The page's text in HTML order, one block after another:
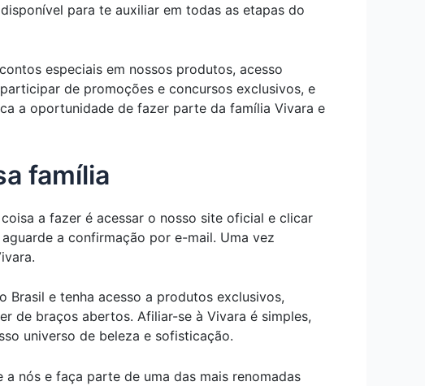
para te auxiliar em todas as etapas do
especiais em nossos produtos, acesso
de promoções e concursos exclusivos, e
a oportunidade de fazer parte da família Vivara e
família
a fazer é acessar o nosso site oficial e clicar
a confirmação por e-mail. Uma vez
Brasil e tenha acesso a produtos exclusivos,
de braços abertos. Afiliar-se à Vivara é simples,
universo de beleza e sofisticação.
nós e faça parte de uma das mais renomadas